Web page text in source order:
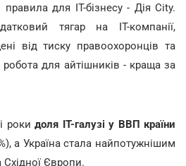
для IT-бізнесу - Дія City.
тягар на ІТ-компанії,
від тиску правоохоронців та
для айтішників - краща за
роки доля IT-галузі у ВВП країни
а Україна стала найпотужнішим
Східної Європи.